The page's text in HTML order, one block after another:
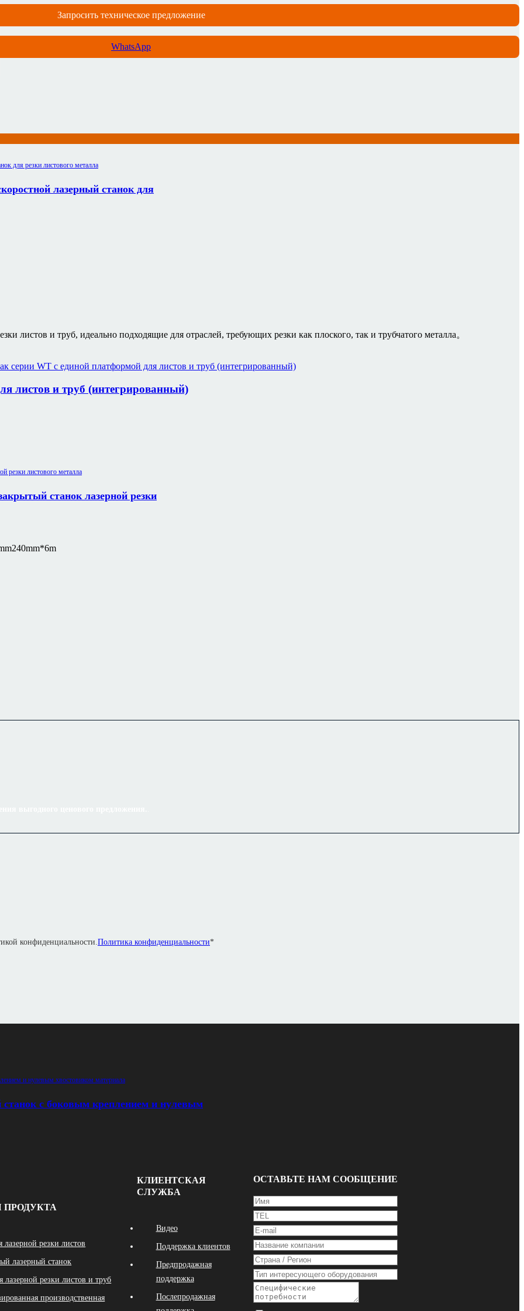
лазерный станок для
станок лазерной резки
с боковым креплением и нулевым
Запросить техническое предложение
WhatsApp
листов и труб, идеально подходящие для отраслей, требующих резки как плоского, так и трубчатого металла。
листов и труб (интегрированный)
240mm*6m
конфиденциальности.Политика конфиденциальности*
ПРОДУКТА
лазерной резки листов
лазерный станок
лазерной резки листов и труб
производственная
КЛИЕНТСКАЯ
СЛУЖБА
Видео
Поддержка клиентов
Предпродажная
поддержка
Послепродажная
ОСТАВЬТЕ НАМ СООБЩЕНИЕ